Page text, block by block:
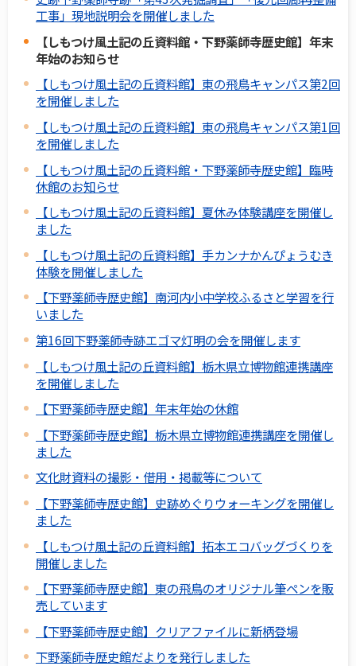
工事」現地説明会を開催しました
【しもつけ風土記の丘資料館・下野薬師寺歴史館】年末
年始のお知らせ
【しもつけ風土記の丘資料館】東の飛鳥キャンパス第2回
を開催しました
【しもつけ風土記の丘資料館】東の飛鳥キャンパス第1回
を開催しました
【しもつけ風土記の丘資料館・下野薬師寺歴史館】臨時
休館のお知らせ
【しもつけ風土記の丘資料館】夏休み体験講座を開催し
ました
【しもつけ風土記の丘資料館】手カンナかんぴょうむき
体験を開催しました
【下野薬師寺歴史館】南河内小中学校ふるさと学習を行
いました
第16回下野薬師寺跡エゴマ灯明の会を開催します
【しもつけ風土記の丘資料館】栃木県立博物館連携講座
を開催しました
【下野薬師寺歴史館】年末年始の休館
【下野薬師寺歴史館】栃木県立博物館連携講座を開催し
ました
文化財資料の撮影・借用・掲載等について
【下野薬師寺歴史館】史跡めぐりウォーキングを開催し
ました
【しもつけ風土記の丘資料館】拓本エコバッグづくりを
開催しました
【下野薬師寺歴史館】東の飛鳥のオリジナル筆ペンを販
売しています
【下野薬師寺歴史館】クリアファイルに新柄登場
下野薬師寺歴史館だよりを発行しました